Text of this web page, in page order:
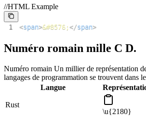
//HTML Example
1 <span>&#8576;</span>
Numéro romain mille C D.
Numéro romain Un millier de représentation
langages de programmation se trouvent dans
Langue
Rust
\u{2180}